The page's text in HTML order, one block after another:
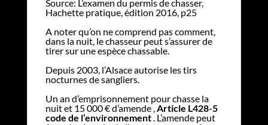
Source: L’examen du permis de chasser,
Hachette pratique, édition 2016, p25
A noter qu’on ne comprend pas comment,
dans la nuit, le chasseur peut s’assurer de
tirer sur une espèce chassable.
Depuis 2003, l’Alsace autorise les tirs
nocturnes de sangliers.
Un an d’emprisonnement pour chasse la
nuit et 15 000 € d’amende , Article L428-5
code de l’environnement. L’amende peut